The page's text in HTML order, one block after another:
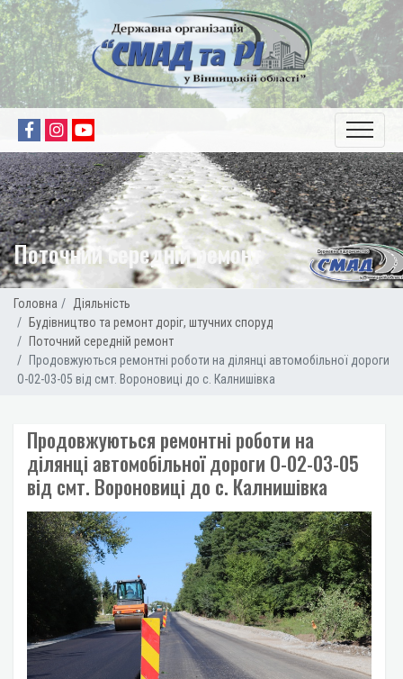
Головна
Діяльність
Будівництво та ремонт доріг, штучних споруд
Поточний середній ремонт
Продовжуються ремонтні роботи на ділянці автомобільної дороги
О-02-03-05 від смт. Вороновиці до с. Калнишівка
Поточний середній ремонт
Продовжуються ремонтні роботи на
ділянці автомобільної дороги О-02-03-05
від смт. Вороновиці до с. Калнишівка